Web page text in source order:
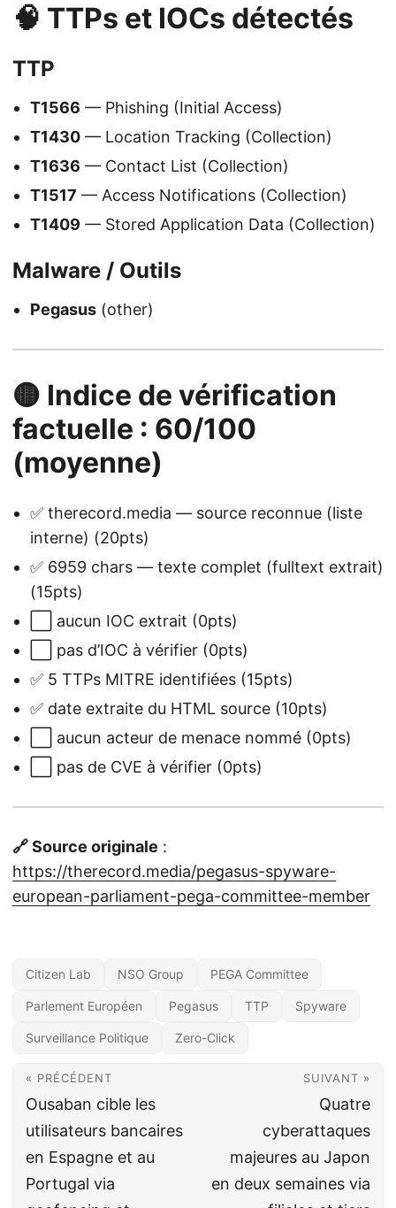
🧠 TTPs et IOCs détectés
TTP
T1566 — Phishing (Initial Access)
T1430 — Location Tracking (Collection)
T1636 — Contact List (Collection)
T1517 — Access Notifications (Collection)
T1409 — Stored Application Data (Collection)
Malware / Outils
Pegasus (other)
🟡 Indice de vérification
factuelle : 60/100
(moyenne)
✅ therecord.media — source reconnue (liste
interne) (20pts)
✅ 6959 chars — texte complet (fulltext extrait)
(15pts)
⬜ aucun IOC extrait (0pts)
⬜ pas d’IOC à vérifier (0pts)
✅ 5 TTPs MITRE identifiées (15pts)
✅ date extraite du HTML source (10pts)
⬜ aucun acteur de menace nommé (0pts)
⬜ pas de CVE à vérifier (0pts)
🔗 Source originale :
https://therecord.media/pegasus-spyware-
european-parliament-pega-committee-member
Citizen Lab NSO Group PEGA Committee
Parlement Européen Pegasus TTP Spyware
Surveillance Politique Zero-Click
« PRÉCÉDENT
Ousaban cible les
utilisateurs bancaires
en Espagne et au
Portugal via
SUIVANT »
Quatre
cyberattaques
majeures au Japon
en deux semaines via